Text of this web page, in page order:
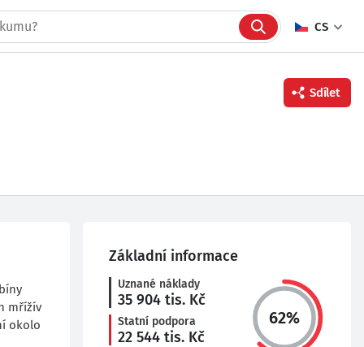
CS
Twitter
Sdílet
mřížív
okolo
Základní informace
Uznané náklady
35 904 tis. Kč
Statní podpora
22 544 tis. Kč
62%